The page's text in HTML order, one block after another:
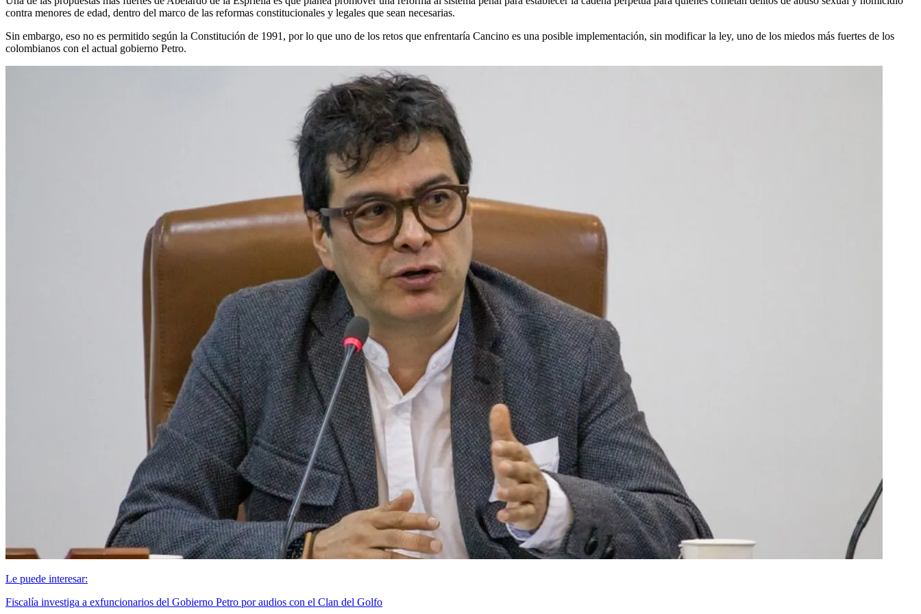
contra menores de edad, dentro del marco de las reformas constitucionales y legales que sean necesarias.
Sin embargo, eso no es permitido según la Constitución de 1991, por lo que uno de los retos que enfrentaría Cancino es una posible implementación, sin modificar la ley, uno de los miedos más fuertes de los
colombianos con el actual gobierno Petro.
Le puede interesar:
Fiscalía investiga a exfuncionarios del Gobierno Petro por audios con el Clan del Golfo